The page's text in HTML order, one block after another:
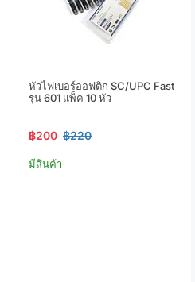
หัวไฟเบอร์ออฟติก SC/UPC Fast
รุ่น 601 แพ็ค 10 หัว
฿200 ฿220
มีสินค้า